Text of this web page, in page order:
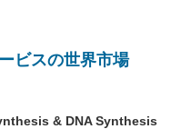
ビスの世界市場
& DNA Synthesis